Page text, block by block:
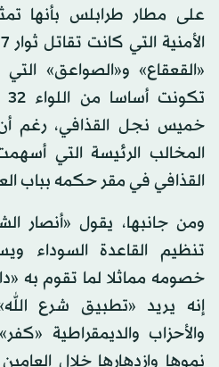
على مطار طرابلس بأنها
«القعقاع» و«الصواعق»
خميس نجل القذافي، رغم أن
المخالب الرئيسة التي
القذافي في مقر حكمه بباب
ومن جانبها، يقول «أنصار
تنظيم القاعدة السوداء
خصومه مماثلا لما تقوم به
إنه يريد «تطبيق شرع
والأحزاب والديمقراطية
نموها وازدهارها خلال